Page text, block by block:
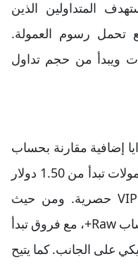
المتداولين الذين
تحمل رسوم العمولة.
ويبدأ من حجم تداول
إضافية مقارنة بحساب
Raw+، تشمل خصومات على العمولات تبدأ من 1.50 دولار
لكل لوت، إلى جانب امتيازات VIP حصرية. ومن حيث
تكاليف التداول، فهي مطابقة لحساب Raw+، مع فروق تبدأ
3.5 دولار أمريكي على الجانب. كما يتيح